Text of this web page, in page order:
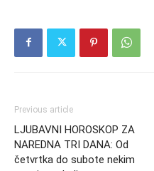
Previous article
LJUBAVNI HOROSKOP ZA
NAREDNA TRI DANA: Od
četvrtka do subote nekim